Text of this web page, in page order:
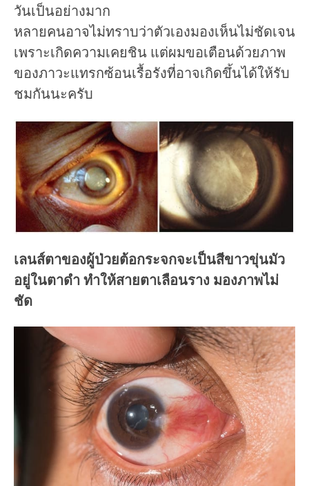
วันเป็นอย่างมาก
หลายคนอาจไม่ทราบว่าตัวเองมองเห็นไม่ชัดเจน
เพราะเกิดความเคยชิน แต่ผมขอเตือนด้วยภาพ
ของภาวะแทรกซ้อนเรื้อรังที่อาจเกิดขึ้นได้ให้รับ
ชมกันนะครับ
เลนส์ตาของผู้ป่วยต้อกระจกจะเป็นสีขาวขุ่นมัว
อยู่ในตาดำ ทำให้สายตาเลือนราง มองภาพไม่
ชัด